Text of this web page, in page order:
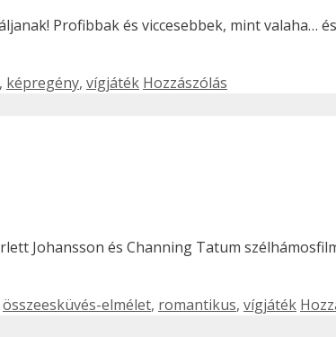
Profibbak és viccesebbek, mint valaha…
, képregény, vígjáték Hozzászólás
Johansson és Channing Tatum
összeesküvés-elmélet, romantikus, vígjáték